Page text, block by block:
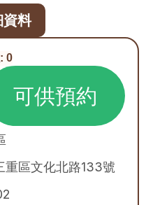
0
可供預約
重區文化北路133號
資料